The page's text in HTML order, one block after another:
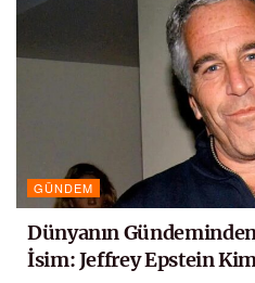
GÜNDEM
Dünyanın
İsim: Jeffrey Epstein